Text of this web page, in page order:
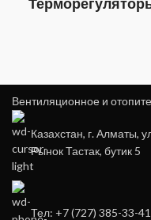
Вентиляционное и
Казахстан, г. Алматы,
Рынок Тастак, бутик 5
Тел: +7 (727) 385-33-41